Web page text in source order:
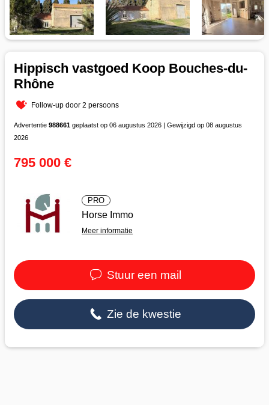
Hippisch vastgoed Koop Bouches-du-
Rhône
Follow-up door 2 persoons
Advertentie 988661 geplaatst op 06 augustus 2026 | Gewijzigd op 08 augustus
2026
795 000 €
PRO
Horse Immo
Meer informatie
Stuur een mail
Zie de kwestie